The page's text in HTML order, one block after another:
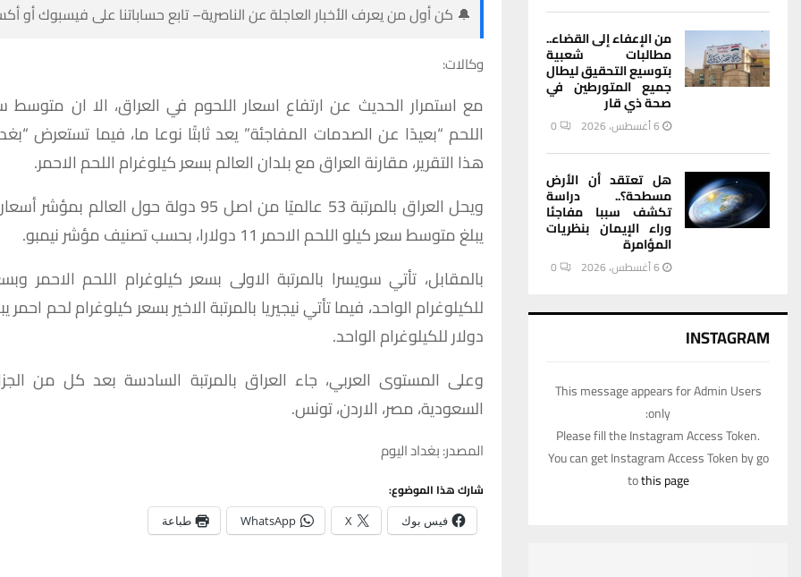
🔔 كن أول من يعرف الأخبار العاجلة عن الناصرية– تابع حساباتنا على فيسبوك أو
وكالات:
مع استمرار الحديث عن ارتفاع اسعار اللحوم في العراق، الا ان متوسط
اللحم“بعيدًا عن الصدمات المفاجئة” يعدثابتًا نوعا ما، فيما تستعرض“
هذا التقرير،مقارنةالعراقمعبلدانالعالمبسعركيلوغراماللحمالاحمر.
ويحل العراق بالمرتبة53 عالميًا من اصل دولة حول العالم بمؤشرأسعار
يبلغمتوسطسعركيلواللحمالاحمر11 دولارا،بحسبتصنيفمؤشرنيمبو.
بالمقابل، تأتي سويسرا بالمرتبة الاولى بسعر كيلوغرام اللحم الاحمر
للكيلوغرامالواحد، فيماتأتينيجيريا بالمرتبةالاخيربسعركيلوغراملحم احمر
دولارللكيلوغرامالواحد.
وعلى المستوى العربي، جاء العراق بالمرتبة السادسة بعد كل من
السعودية،مصر، الاردن،تونس.
المصدر: بغداد اليوم
شارك هذا الموضوع:
فيس بوك X
WhatsApp طباعة
من الإعفاء إلى القضاء..
مطالبات شعبية
بتوسيع التحقيق ليطال
جميع المتورطين في
صحة ذي قار
6 أغسطس، 2026 0
هل تعتقد أن الأرض
مسطحة؟.. دراسة
تكشف سببا مفاجئا
وراء الإيمان بنظريات
المؤامرة
6 أغسطس، 2026 0
INSTAGRAM
This message appears for Admin Users
only:
Please fill the Instagram Access Token.
You can get Instagram Access Token by go
tothis page